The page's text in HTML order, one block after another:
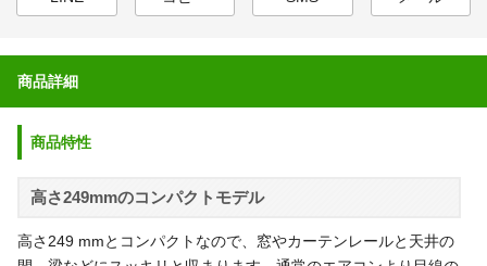
商品詳細
商品特性
高さ249mmのコンパクトモデル
高さ249 mmとコンパクトなので、窓やカーテンレールと天井の